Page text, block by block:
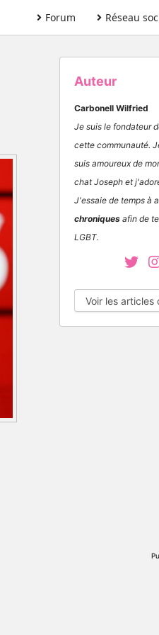
Forum Réseau
Auteur
Carbonell Wilfried
Je suis le fondateur
cette communauté.
suis amoureux de
chat Joseph et
J'essaie de temps à
chroniquesafin de
LGBT.
Voir les articles